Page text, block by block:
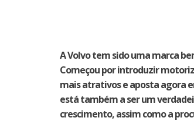
A Volvo tem sido uma marca
Começou por introduzir
mais atrativos e aposta agora
está também a ser um
crescimento, assim como a